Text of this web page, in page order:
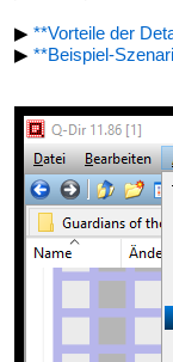
▶ **Vorteile der
▶ **Beispiel-